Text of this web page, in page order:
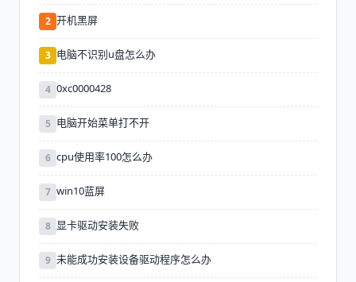
2 开机黑屏
3 电脑不识别u盘怎么办
4 0xc0000428
5 电脑开始菜单打不开
6 cpu使用率100怎么办
7 win10蓝屏
8 显卡驱动安装失败
9 未能成功安装设备驱动程序怎么办